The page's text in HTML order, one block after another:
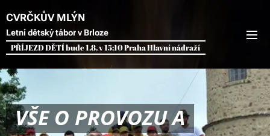
CVRČKŮV MLÝN
Letní dětský tábor v Brloze
PŘÍJEZD DĚTÍ bude 1.8. v 15:10 Praha Hlavní nádraží
VŠE O PROVOZU A